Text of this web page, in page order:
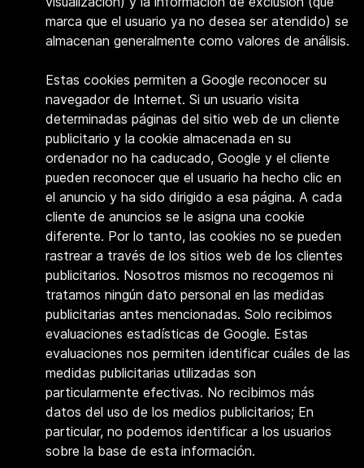
marca que el usuario ya no desea ser atendido) se
almacenan generalmente como valores de análisis.
Estas cookies permiten a Google reconocer su
navegador de Internet. Si un usuario visita
determinadas páginas del sitio web de un cliente
publicitario y la cookie almacenada en su
ordenador no ha caducado, Google y el cliente
pueden reconocer que el usuario ha hecho clic en
el anuncio y ha sido dirigido a esa página. A cada
cliente de anuncios se le asigna una cookie
diferente. Por lo tanto, las cookies no se pueden
rastrear a través de los sitios web de los clientes
publicitarios. Nosotros mismos no recogemos ni
tratamos ningún dato personal en las medidas
publicitarias antes mencionadas. Solo recibimos
evaluaciones estadísticas de Google. Estas
evaluaciones nos permiten identificar cuáles de las
medidas publicitarias utilizadas son
particularmente efectivas. No recibimos más
datos del uso de los medios publicitarios; En
particular, no podemos identificar a los usuarios
sobre la base de esta información.